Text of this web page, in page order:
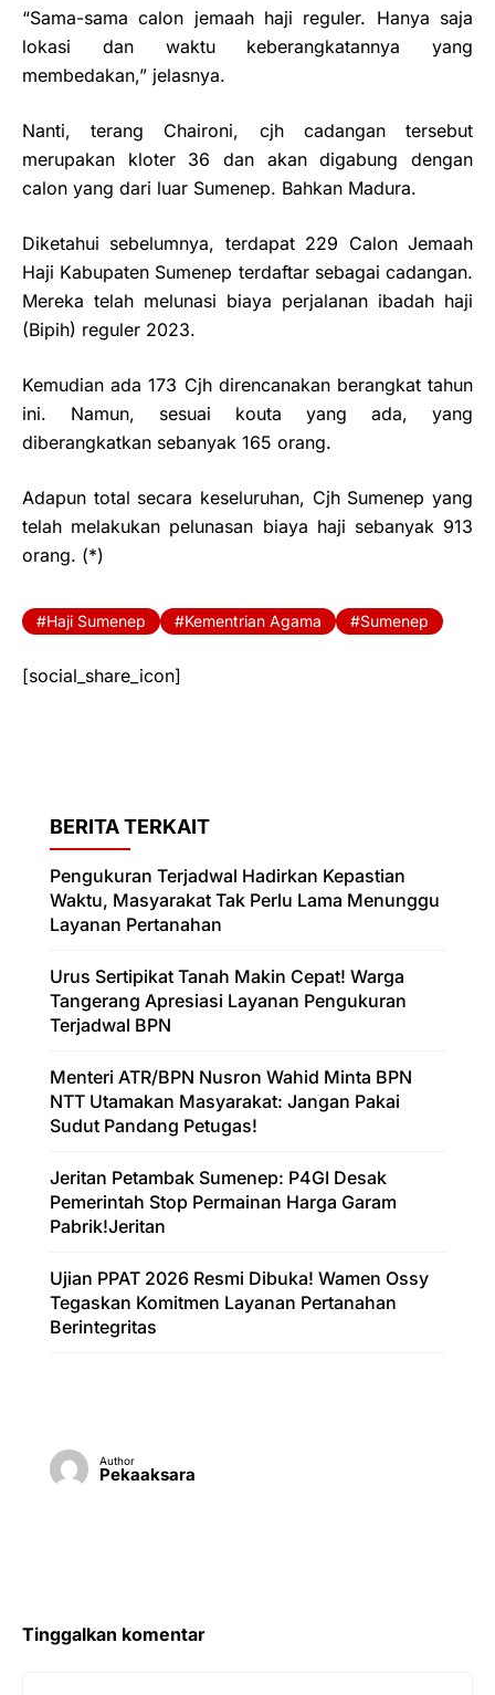
“Sama-sama calon jemaah haji reguler. Hanya saja
lokasi dan waktu keberangkatannya yang
membedakan,” jelasnya.
Nanti, terang Chaironi, cjh cadangan tersebut
merupakan kloter 36 dan akan digabung dengan
calon yang dari luar Sumenep. Bahkan Madura.
Diketahui sebelumnya, terdapat 229 Calon Jemaah
Haji Kabupaten Sumenep terdaftar sebagai cadangan.
Mereka telah melunasi biaya perjalanan ibadah haji
(Bipih) reguler 2023.
Kemudian ada 173 Cjh direncanakan berangkat tahun
ini. Namun, sesuai kouta yang ada, yang
diberangkatkan sebanyak 165 orang.
Adapun total secara keseluruhan, Cjh Sumenep yang
telah melakukan pelunasan biaya haji sebanyak 913
orang. (*)
Haji Sumenep Kementrian Agama Sumenep
[social_share_icon]
BERITA TERKAIT
Pengukuran Terjadwal Hadirkan Kepastian
Waktu, Masyarakat Tak Perlu Lama Menunggu
Layanan Pertanahan
Urus Sertipikat Tanah Makin Cepat! Warga
Tangerang Apresiasi Layanan Pengukuran
Terjadwal BPN
Menteri ATR/BPN Nusron Wahid Minta BPN
NTT Utamakan Masyarakat: Jangan Pakai
Sudut Pandang Petugas!
Jeritan Petambak Sumenep: P4GI Desak
Pemerintah Stop Permainan Harga Garam
Pabrik!Jeritan
Ujian PPAT 2026 Resmi Dibuka! Wamen Ossy
Tegaskan Komitmen Layanan Pertanahan
Berintegritas
Author
Pekaaksara
Tinggalkan komentar